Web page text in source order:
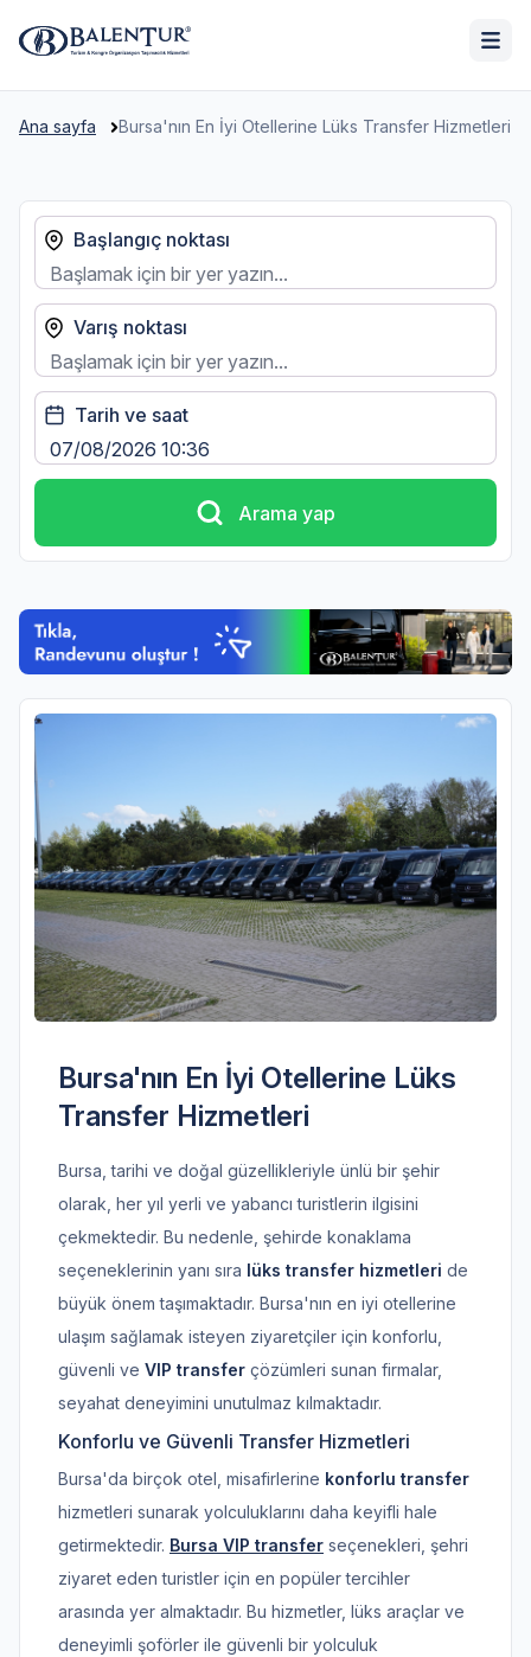
Ana sayfa Bursa'nın En İyi Otellerine Lüks Transfer Hizmetleri
Başlangıç noktası
Varış noktası
Tarih ve saat
Arama yap
Bursa'nın En İyi Otellerine Lüks
Transfer Hizmetleri
Bursa, tarihi ve doğal güzellikleriyle ünlü bir şehir
olarak, her yıl yerli ve yabancı turistlerin ilgisini
çekmektedir. Bu nedenle, şehirde konaklama
seçeneklerinin yanı sıra lüks transfer hizmetleri de
büyük önem taşımaktadır. Bursa'nın en iyi otellerine
ulaşım sağlamak isteyen ziyaretçiler için konforlu,
güvenli ve VIP transfer çözümleri sunan firmalar,
seyahat deneyimini unutulmaz kılmaktadır.
Konforlu ve Güvenli Transfer Hizmetleri
Bursa'da birçok otel, misafirlerine konforlu transfer
hizmetleri sunarak yolculuklarını daha keyifli hale
getirmektedir. Bursa VIP transfer seçenekleri, şehri
ziyaret eden turistler için en popüler tercihler
arasında yer almaktadır. Bu hizmetler, lüks araçlar ve
deneyimli şoförler ile güvenli bir yolculuk